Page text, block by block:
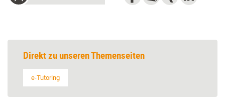
Direkt zu unseren Themenseiten
e-Tutoring